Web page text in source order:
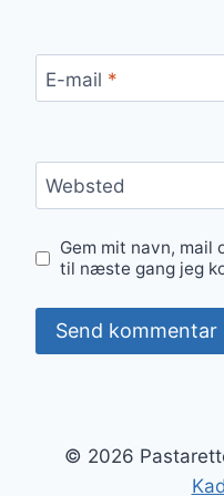
E-mail *
Websted
Gem mit navn, mail
til næste gang jeg
© 2026